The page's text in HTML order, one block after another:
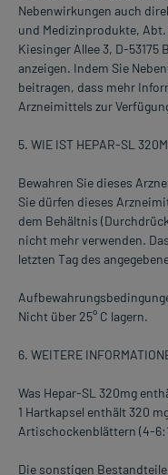
Nebenwirkungen auch
und Medizinprodukte,
Kiesinger Allee 3, D-
anzeigen. Indem Sie
beitragen, dass mehr
Arzneimittels zur
5. WIE IST HEPAR-SL
Bewahren Sie dieses
Sie dürfen dieses
dem Behältnis
nicht mehr verwenden.
letzten Tag des
Nicht über 25° C lagern.
6. WEITERE
Was Hepar-SL 320mg
1 Hartkapsel enthält 320
Artischockenblättern (4-
Die sonstigen